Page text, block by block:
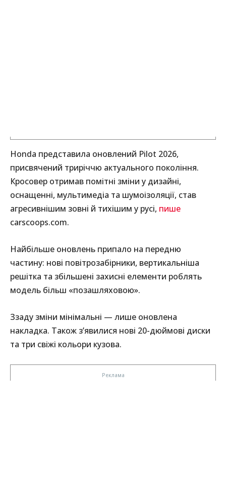
Honda представила оновлений Pilot 2026,
присвячений триріччю актуального покоління.
Кросовер отримав помітні зміни у дизайні,
оснащенні, мультимедіа та шумоізоляції, став
агресивнішим зовні й тихішим у русі, пише
carscoops.com.
Найбільше оновлень припало на передню
частину: нові повітрозабірники, вертикальніша
решітка та збільшені захисні елементи роблять
модель більш «позашляховою».
Ззаду зміни мінімальні — лише оновлена
накладка. Також з’явилися нові 20-дюймові диски
та три свіжі кольори кузова.